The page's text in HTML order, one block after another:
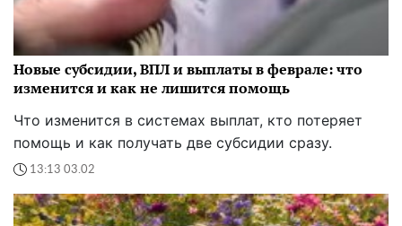
Новые субсидии, ВПЛ и выплаты в феврале: что
изменится и как не лишится помощь
Что изменится в системах выплат, кто потеряет
помощь и как получать две субсидии сразу.
13:13 03.02